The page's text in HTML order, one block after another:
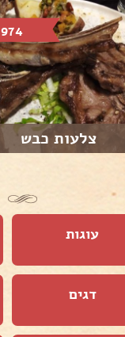
974 צפיות
צלעות כבש
עוגות
דגים